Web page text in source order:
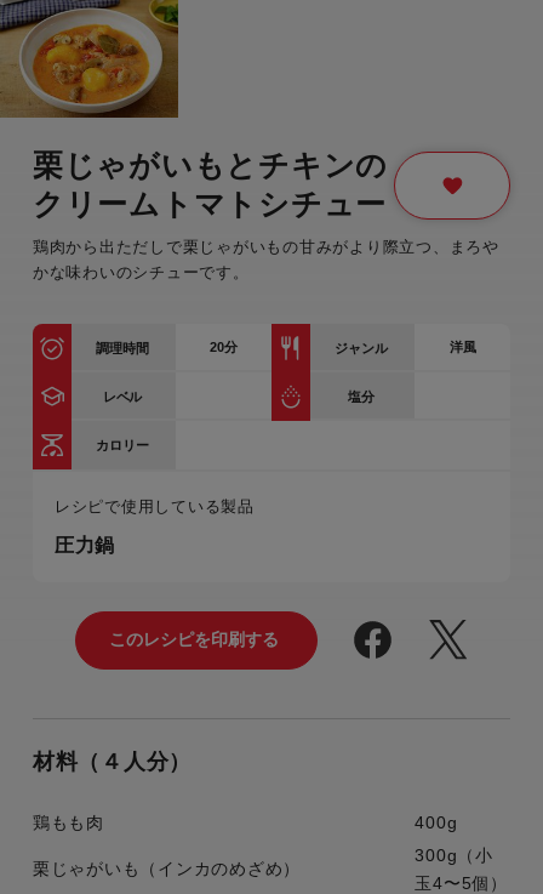
栗じゃがいもとチキンの
クリームトマトシチュー
鶏肉から出ただしで栗じゃがいもの甘みがより際立つ、まろや
かな味わいのシチューです。
調理時間 20分 ジャンル 洋風
レベル 塩分
カロリー
レシピで使用している製品
圧力鍋
材料（４人分）
鶏もも肉 400g
栗じゃがいも（インカのめざめ）
300g（小
玉4〜5個）